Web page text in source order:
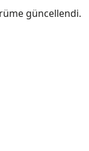
güncellendi.